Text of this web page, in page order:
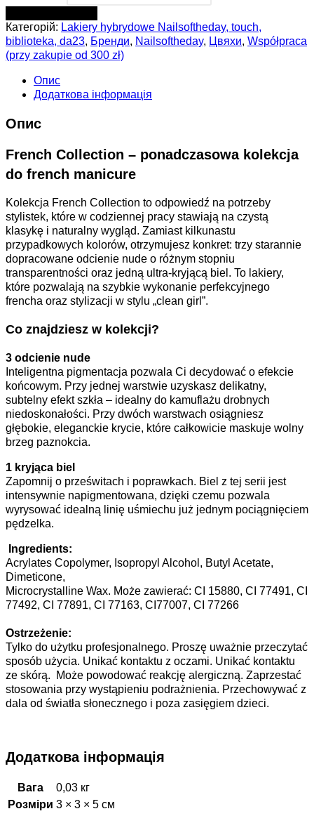
Категорій: Lakiery hybrydowe Nailsoftheday, touch,
biblioteka, da23, Бренди, Nailsoftheday, Цвяхи, Współpraca
(przy zakupie od 300 zł)
Опис
Додаткова інформація
Опис
French Collection – ponadczasowa kolekcja
do french manicure
Kolekcja French Collection to odpowiedź na potrzeby
stylistek, które w codziennej pracy stawiają na czystą
klasykę i naturalny wygląd. Zamiast kilkunastu
przypadkowych kolorów, otrzymujesz konkret: trzy starannie
dopracowane odcienie nude o różnym stopniu
transparentności oraz jedną ultra-kryjącą biel. To lakiery,
które pozwalają na szybkie wykonanie perfekcyjnego
frencha oraz stylizacji w stylu „clean girl”.
Co znajdziesz w kolekcji?
3 odcienie nude
Inteligentna pigmentacja pozwala Ci decydować o efekcie
końcowym. Przy jednej warstwie uzyskasz delikatny,
subtelny efekt szkła – idealny do kamuflażu drobnych
niedoskonałości. Przy dwóch warstwach osiągniesz
głębokie, eleganckie krycie, które całkowicie maskuje wolny
brzeg paznokcia.
1 kryjąca biel
Zapomnij o prześwitach i poprawkach. Biel z tej serii jest
intensywnie napigmentowana, dzięki czemu pozwala
wyrysować idealną linię uśmiechu już jednym pociągnięciem
pędzelka.
Ingredients:
Acrylates Copolymer, Isopropyl Alcohol, Butyl Acetate,
Dimeticone,
Microcrystalline Wax. Może zawierać: CI 15880, CI 77491, CI
77492, CI 77891, CI 77163, CI77007, CI 77266
Ostrzeżenie:
Tylko do użytku profesjonalnego. Proszę uważnie przeczytać
sposób użycia. Unikać kontaktu z oczami. Unikać kontaktu
ze skórą. Może powodować reakcję alergiczną. Zaprzestać
stosowania przy wystąpieniu podrażnienia. Przechowywać z
dala od światła słonecznego i poza zasięgiem dzieci.
Додаткова інформація
Вага
0,03 кг
Розміри 3 × 3 × 5 см